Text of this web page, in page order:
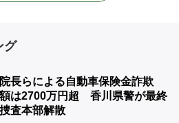
グ
長らによる自動車保険金詐欺
は2700万円超 香川県警が最終
査本部解散